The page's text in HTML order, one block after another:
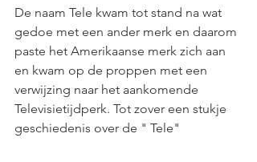
De naam Tele kwam tot stand na wat
gedoe met een ander merk en daarom
paste het Amerikaanse merk zich aan
en kwam op de proppen met een
verwijzing naar het aankomende
Televisietijdperk. Tot zover een stukje
geschiedenis over de " Tele"